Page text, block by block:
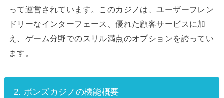
って運営されています。このカジノは、ユーザーフレン
ドリーなインターフェース、優れた顧客サービスに加
え、ゲーム分野でのスリル満点のオプションを誇ってい
ます。
2. ボンズカジノの機能概要